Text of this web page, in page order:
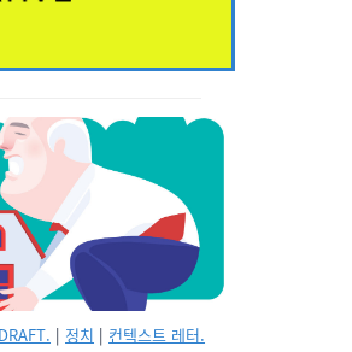
| 정치 | 컨텍스트 레터.